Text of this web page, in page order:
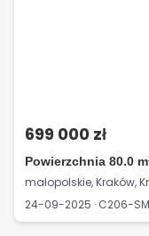
699 000 zł
Powierzchnia 80.0
małopolskie, Kraków,
24-09-2025 · C206-